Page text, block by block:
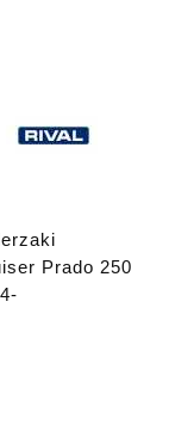
Prado 250